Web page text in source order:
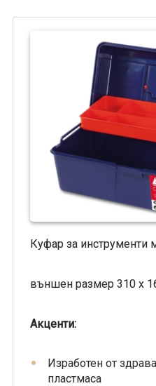
Куфар за инструменти
външен размер 310 x
Акценти:
Изработен от
пластмаса